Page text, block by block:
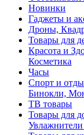
Новинки
Гаджеты и
Дроны,
Товары для
Красота и
Косметика
Часы
Спорт и
Бинокли,
ТВ товары
Товары для
Увлажнители